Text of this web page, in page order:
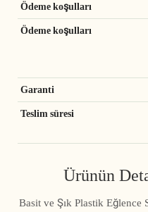
Ödeme koşulları
Ödeme koşulları
Garanti
Teslim süresi
Ürünün
Basit ve Şık Plastik Eğlence